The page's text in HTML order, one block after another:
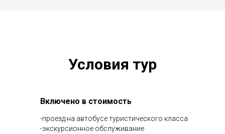
Условия тур
Включено в стоимость
-проезд на автобусе туристического класса
-экскурсионное обслуживание